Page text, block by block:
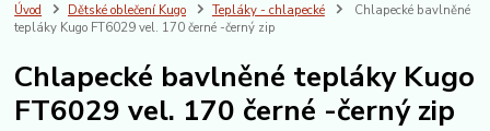
Úvod Dětské oblečení Kugo Tepláky - chlapecké
Chlapecké bavlněné
tepláky Kugo FT6029 vel. 170 černé -černý zip
Chlapecké bavlněné tepláky Kugo
FT6029 vel. 170 černé -černý zip